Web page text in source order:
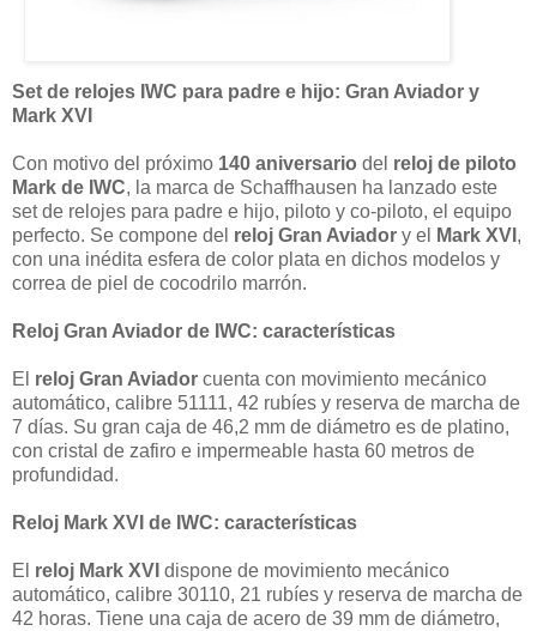
Set de relojes IWC para padre e hijo: Gran Aviador y
Mark XVI
Con motivo del próximo 140 aniversario del reloj de piloto
Mark de IWC, la marca de Schaffhausen ha lanzado este
set de relojes para padre e hijo, piloto y co-piloto, el equipo
perfecto. Se compone del reloj Gran Aviador y el Mark XVI ,
con una inédita esfera de color plata en dichos modelos y
correa de piel de cocodrilo marrón.
Reloj Gran Aviador de IWC: características
El reloj Gran Aviador cuenta con movimiento mecánico
automático, calibre 51111, 42 rubíes y reserva de marcha de
7 días. Su gran caja de 46,2 mm de diámetro es de platino,
con cristal de zafiro e impermeable hasta 60 metros de
profundidad.
Reloj Mark XVI de IWC: características
El reloj Mark XVI dispone de movimiento mecánico
automático, calibre 30110, 21 rubíes y reserva de marcha de
42 horas. Tiene una caja de acero de 39 mm de diámetro,